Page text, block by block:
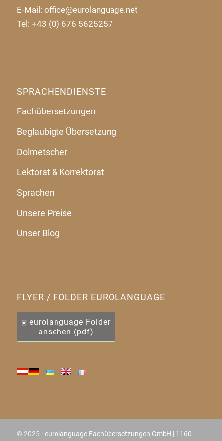
E-Mail: office@eurolanguage.net
Tel: +43 (0) 676 5625257
SPRACHENDIENSTE
Fachübersetzungen
Beglaubigte Übersetzung
Dolmetscher
Lektorat & Korrektorat
Sprachen
Unsere Preise
Unser Blog
FLYER / FOLDER EUROLANGUAGE
eurolanguage Folder
ansehen (pdf)
© 2025 · eurolanguage Fachübersetzungen GmbH | 1160